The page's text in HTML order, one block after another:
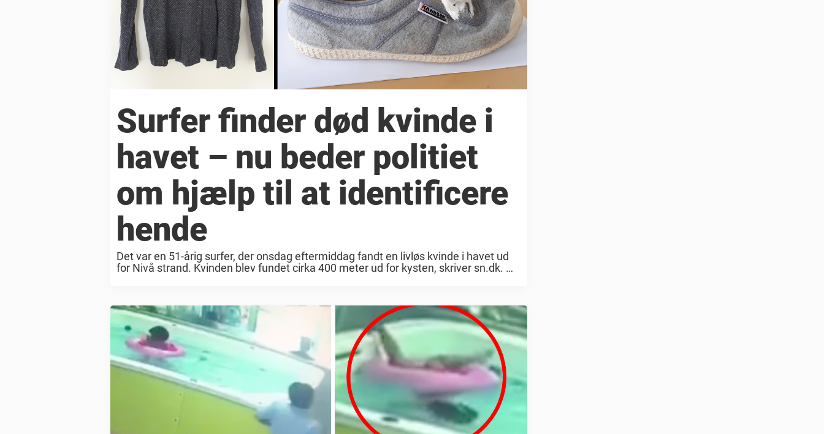
Surfer finder død kvinde i
havet – nu beder politiet
om hjælp til at identificere
hende
Det var en 51-årig surfer, der onsdag eftermiddag fandt en livløs kvinde i havet ud
for Nivå strand. Kvinden blev fundet cirka 400 meter ud for kysten, skriver sn.dk.